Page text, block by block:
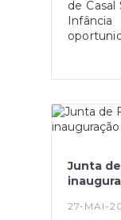
de
Raposa
do
tarde
Junta de
27-MAI-